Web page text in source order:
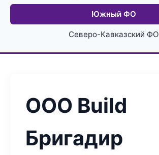
Южный ФО
Северо-Кавказский ФО
ООО Build
Бригадир